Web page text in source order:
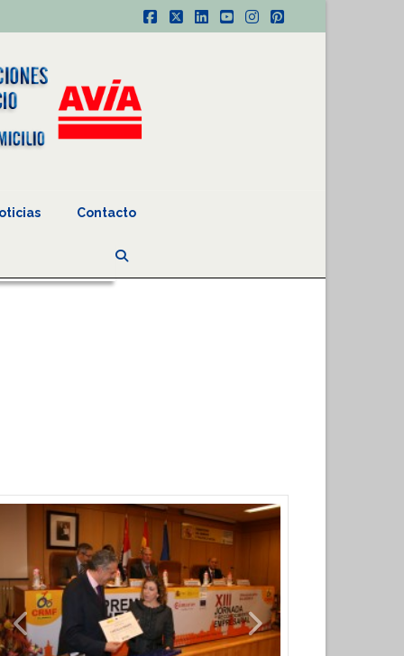
Facebook
X LinkedIn
YouTube
Instagram
Pinterest
Contacto